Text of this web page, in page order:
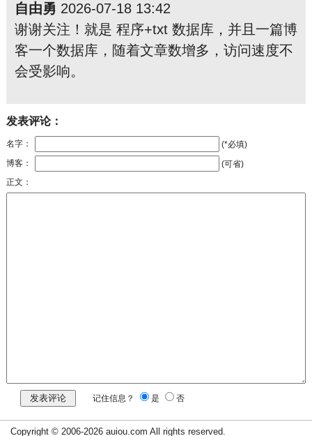
自由勇 2026-07-18 13:42
谢谢关注！就是 程序+txt 数据库，并且一篇博
客一个数据库，随着文章数增多，访问速度不
会受影响。
发表评论：
名字：
(*必填)
博客：
(可省)
正文：
记住信息？ 是 否
Copyright © 2006-2026 auiou.com All rights reserved.